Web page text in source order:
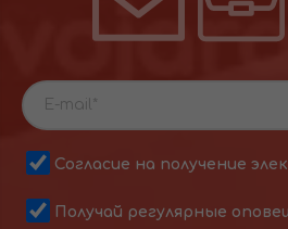
Согласие на получение
Получай регулярные